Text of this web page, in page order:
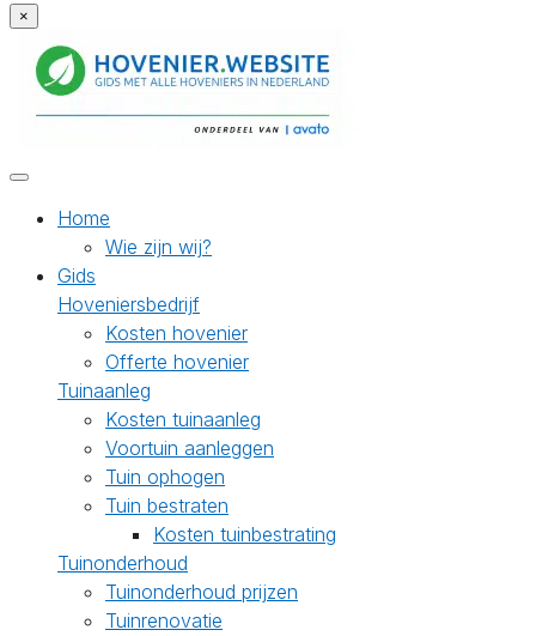
×
Home
Wie zijn wij?
Gids
Hoveniersbedrijf
Kosten hovenier
Offerte hovenier
Tuinaanleg
Kosten tuinaanleg
Voortuin aanleggen
Tuin ophogen
Tuin bestraten
Kosten tuinbestrating
Tuinonderhoud
Tuinonderhoud prijzen
Tuinrenovatie